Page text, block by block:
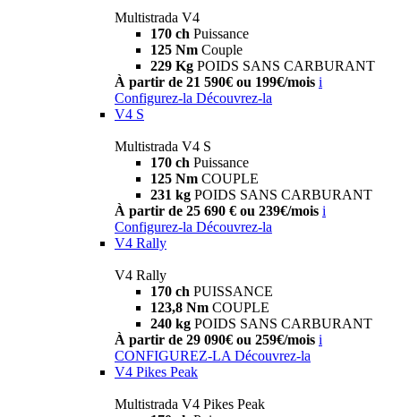
Multistrada V4
170 ch Puissance
125 Nm Couple
229 Kg POIDS SANS CARBURANT
À partir de 21 590€ ou 199€/mois i
Configurez-la Découvrez-la
V4 S
Multistrada V4 S
170 ch Puissance
125 Nm COUPLE
231 kg POIDS SANS CARBURANT
À partir de 25 690 € ou 239€/mois i
Configurez-la Découvrez-la
V4 Rally
V4 Rally
170 ch PUISSANCE
123,8 Nm COUPLE
240 kg POIDS SANS CARBURANT
À partir de 29 090€ ou 259€/mois i
CONFIGUREZ-LA Découvrez-la
V4 Pikes Peak
Multistrada V4 Pikes Peak